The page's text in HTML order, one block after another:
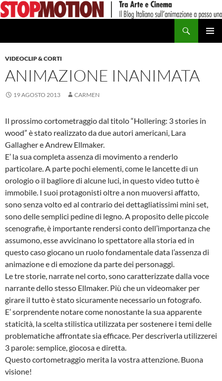
Vai
al
VIDEOCLIP & CORTI
ANIMAZIONE INANIMATA
19 AGOSTO 2013 CARMEN
Il prossimo cortometraggio dal titolo “Hollering: 3 stories in
wood” è stato realizzato da due autori americani, Lara
Gallagher e Andrew Ellmaker.
E’ la sua completa assenza di movimento a renderlo
particolare. A parte pochi elementi, come le lancette di un
orologio o il bagliore di alcune luci, in questo video tutto è
immobile. I suoi protagonisti oltre a non muoversi affatto,
sono senza volto ed al contrario dei dettagliatissimi mini set,
sono delle semplici pedine di legno. A proposito delle piccole
scenografie, è importante rendersi conto dell’importanza che
assumono, esse avvicinano lo spettatore alla storia ed in
questo caso giocano un ruolo fondamentale data l’assenza di
animazione e di emozione da parte dei personaggi.
Le tre storie, narrate nel corto, sono caratterizzate dalla voce
narrante dello stesso Ellmaker. Più che un videomaker per
girare il tutto è stato sicuramente necessario un fotografo.
E’ sorprendente notare come nonostante la sua apparente
staticità, la scelta stilistica utilizzata per sostenere i temi delle
problematiche affrontate sia efficace. Per descriverla utilizzerei
3 parole: semplice, giocosa e diretta.
Questo cortometraggio merita la vostra attenzione. Buona
visione!